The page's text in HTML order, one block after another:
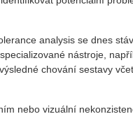
ana­ly­sis se dnes
ná­stro­je,
cho­vá­ní se­sta­vy
nebo vi­zu­ál­ní